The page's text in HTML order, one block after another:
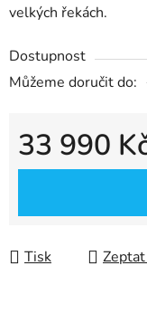
velkých řekách.
Dostupnost
Můžeme doručit do:
33 990
Měrná cena:
Tisk